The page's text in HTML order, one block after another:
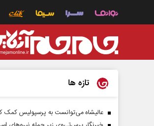
تازه ها
عالیشاه می‌توانست به پرسپولیس کمک